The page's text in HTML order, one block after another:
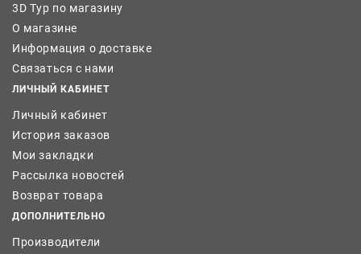
3D Тур по магазину
О магазине
Информация о доставке
Связаться с нами
ЛИЧНЫЙ КАБИНЕТ
Личный кабинет
История заказов
Мои закладки
Рассылка новостей
Возврат товара
ДОПОЛНИТЕЛЬНО
Производители